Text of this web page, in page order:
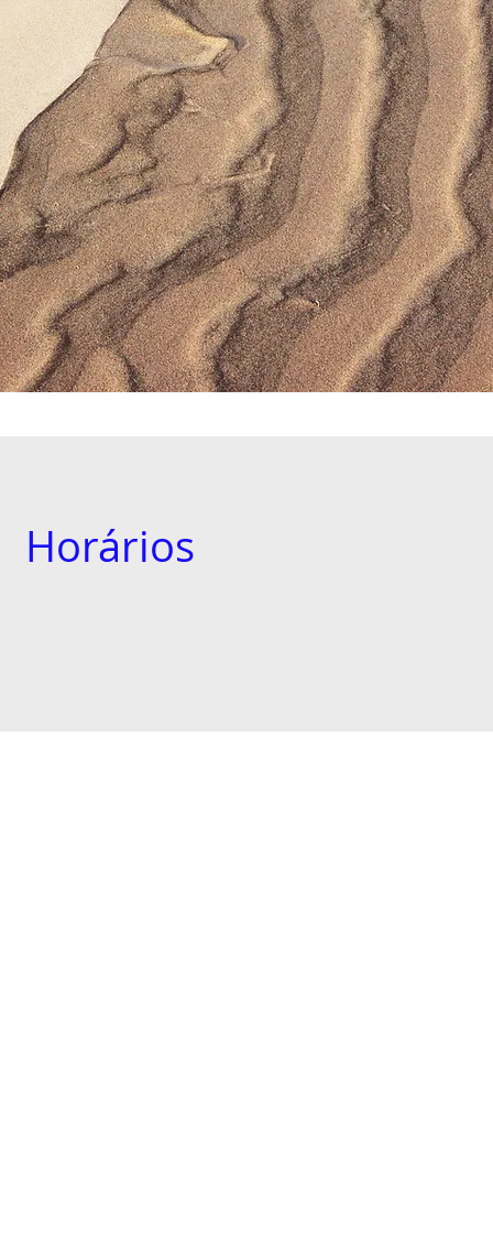
Horários